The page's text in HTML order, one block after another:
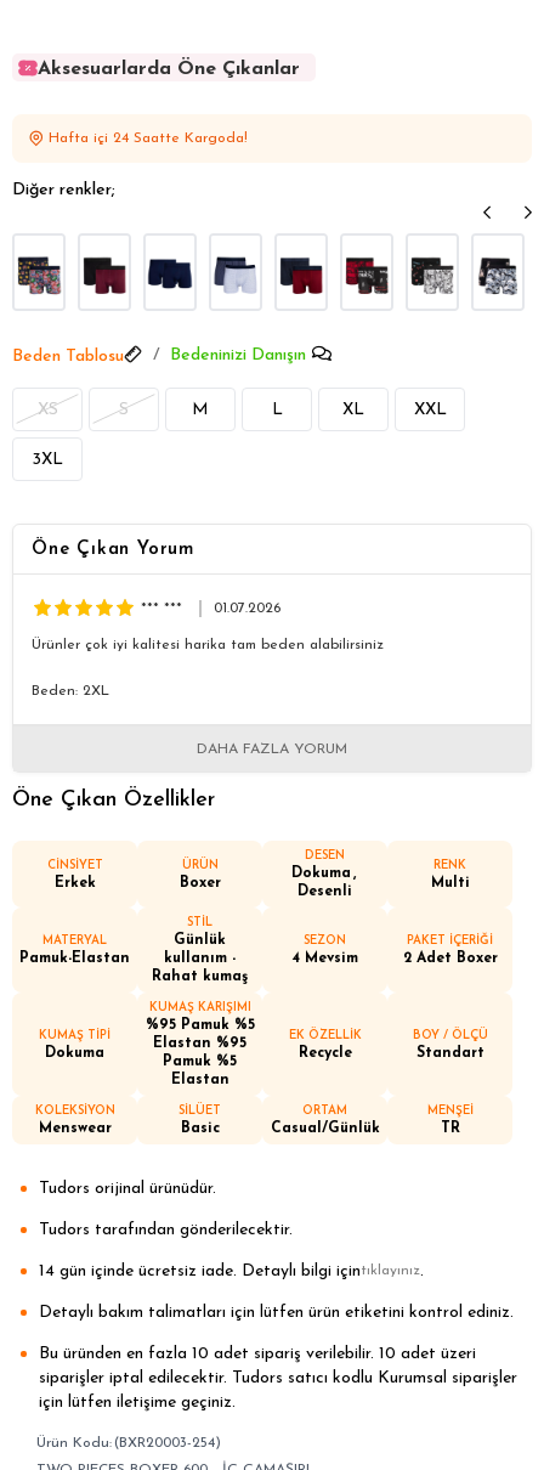
Aksesuarlarda Öne Çıkanlar
Aksesuarlarda Öne Çıkanlar
Hafta içi 24 Saatte Kargoda!
Diğer renkler;
Beden Tablosu Bedeninizi Danışın
XS S M L XL XXL
3XL
Öne Çıkan Yorum
*** *** 01.07.2026
Ürünler çok iyi kalitesi harika tam beden alabilirsiniz
Beden: 2XL
DAHA FAZLA YORUM
Öne Çıkan Özellikler
CİNSİYET
Erkek
ÜRÜN
Boxer
DESEN
Dokuma
Desenli
RENK
Multi
MATERYAL
Pamuk-Elastan
STİL
Günlük
kullanım -
Rahat kumaş
SEZON
4 Mevsim
PAKET İÇERİĞİ
2 Adet Boxer
KUMAŞ TİPİ
Dokuma
KUMAŞ KARIŞIMI
%95 Pamuk %5
Elastan %95
Pamuk %5
Elastan
EK ÖZELLİK
Recycle
BOY / ÖLÇÜ
Standart
KOLEKSİYON
Menswear
SİLÜET
Basic
ORTAM
Casual/Günlük
MENŞEİ
TR
Tudors orijinal ürünüdür.
Tudors tarafından gönderilecektir.
14 gün içinde ücretsiz iade. Detaylı bilgi içintıklayınız.
Detaylı bakım talimatları için lütfen ürün etiketini kontrol ediniz.
Bu üründen en fazla 10 adet sipariş verilebilir. 10 adet üzeri
siparişler iptal edilecektir. Tudors satıcı kodlu Kurumsal siparişler
için lütfen iletişime geçiniz.
(BXR20003-254)